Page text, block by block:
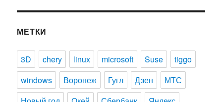
МЕТКИ
3D chery linux microsoft Suse
tiggo
windows
Воронеж Гугл Дзен
МТС